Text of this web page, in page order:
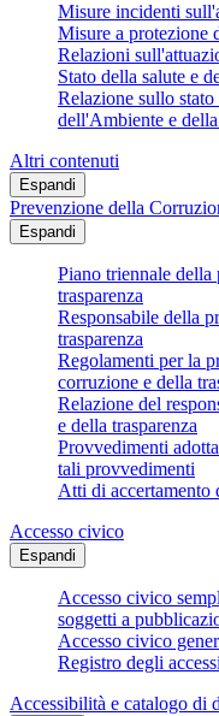
Misure incidenti
Misure a protezione
Relazioni
Stato della salute e
Relazione sullo
dell'Ambiente e
Altri contenuti
Espandi
Prevenzione della
Espandi
Piano triennale della
trasparenza
Responsabile della
trasparenza
Regolamenti per la
corruzione e della
Relazione del
e della trasparenza
Provvedimenti
tali provvedimenti
Atti di accertamento
Accesso civico
Espandi
Accesso civico
soggetti a
Accesso civico
Registro degli accessi
Accessibilità e catalogo di